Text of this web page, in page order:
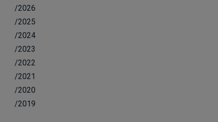
/2026
/2025
/2024
/2023
/2022
/2021
/2020
/2019